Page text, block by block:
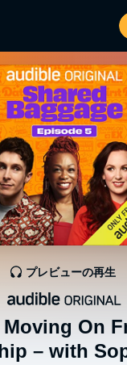
Moving On
– with
プレビューの再生